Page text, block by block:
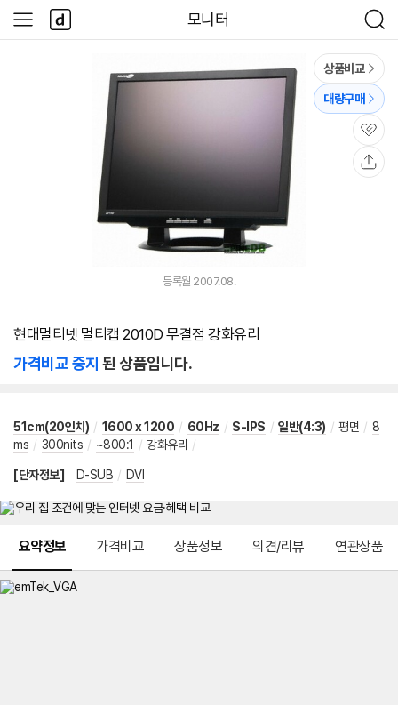
모니터
검
색
사
이
다
나
와
상품비교
대량구매
관
심
등록월 2007.08.
현대멀티넷 멀티캡 2010D 무결점 강화유리
가격비교 중지 된 상품입니다.
51cm(20인치) / 1600 x 1200 / 60Hz / S-IPS / 일반(4:3) / 평면 / 8
ms / 300nits / ~800:1 / 강화유리 /
[단자정보] D-SUB / DVI
요약정보 가격비교 상품정보 의견/리뷰 연관상품